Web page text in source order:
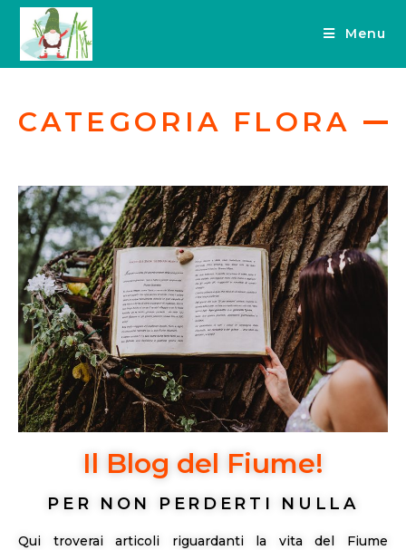
Menu
CATEGORIA FLORA
Il Blog del Fiume!
PER NON PERDERTI NULLA
Qui troverai articoli riguardanti la vita del Fiume